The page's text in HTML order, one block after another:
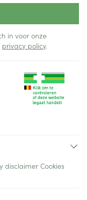
in voor onze
privacy policy.
disclaimer Cookies